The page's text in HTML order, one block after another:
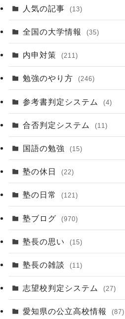
人気の記事 (13)
全国の大学情報 (35)
内申対策 (211)
勉強のやり方 (246)
参考書判定システム (4)
合否判定システム (11)
国語の勉強 (15)
塾の休日 (22)
塾の日常 (121)
塾ブログ (970)
塾長の思い (15)
塾長の雑談 (11)
志望校判定システム (27)
愛知県の公立高校情報 (87)